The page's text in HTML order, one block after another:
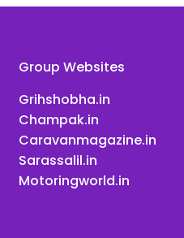
Group Websites
Grihshobha.in
Champak.in
Caravanmagazine.in
Sarassalil.in
Motoringworld.in